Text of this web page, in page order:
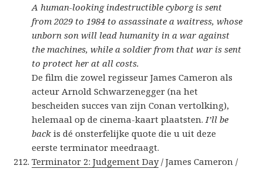
A human-looking indestructible cyborg is sent
from 2029 to 1984 to assassinate a waitress, whose
unborn son will lead humanity in a war against
the machines, while a soldier from that war is sent
to protect her at all costs.
De film die zowel regisseur James Cameron als
acteur Arnold Schwarzenegger (na het
bescheiden succes van zijn Conan vertolking),
helemaal op de cinema-kaart plaatsten.I’ll be
back is dé onsterfelijke quote die u uit deze
eerste terminator meedraagt.
Terminator 2: Judgement Day/ James Cameron /